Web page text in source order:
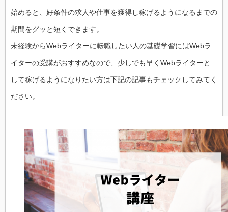
始めると、好条件の求人や仕事を獲得し稼げるようになるまでの
期間をグッと短くできます。
未経験からWebライターに転職したい人の基礎学習にはWebラ
イターの受講がおすすめなので、少しでも早くWebライターと
して稼げるようになりたい方は下記の記事もチェックしてみてく
ださい。